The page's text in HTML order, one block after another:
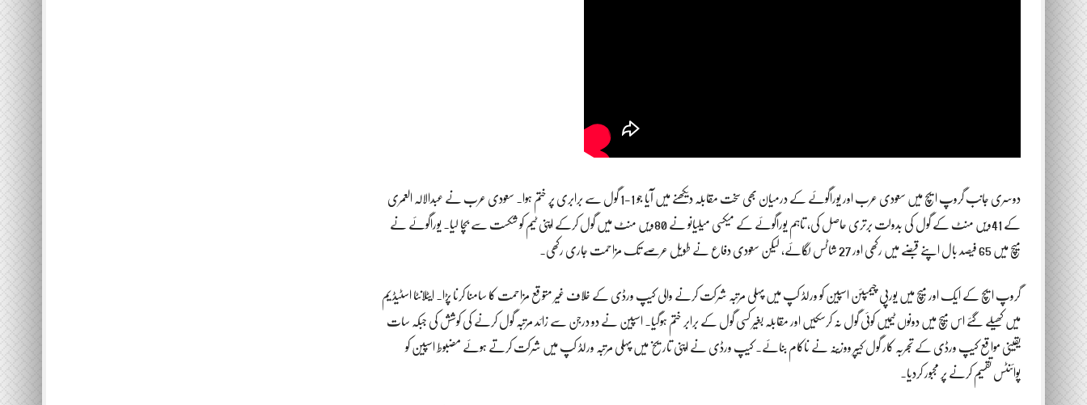
دوسری جانب گروپ ایچ میں سعودی عرب اور یوراگوئے کے درمیان بھی سخت مقابلہ دیکھنے میں آیا جو 1-1 گول سے برابری پر ختم ہوا۔ سعودی عرب نے عبدالالہ العمری
کے 41ویں منٹ کے گول کی بدولت برتری حاصل کی، تاہم یوراگوئے کے میکسی میلیانو نے 80ویں منٹ میں گول کرکے اپنی ٹیم کو شکست سے بچا لیا۔ یوراگوئے نے
میچ میں 65 فیصد بال اپنے قبضے میں رکھی اور 27 شاٹس لگائے، لیکن سعودی دفاع نے طویل عرصے تک مزاحمت جاری رکھی۔
گروپ ایچ کے ایک اور میچ میں یورپی چیمپئن اسپین کو ورلڈ کپ میں پہلی مرتبہ شرکت کرنے والی کیپ ورڈی کے خلاف غیر متوقع مزاحمت کا سامنا کرنا پڑا۔ ایٹلانٹا اسٹیڈیم
میں کھیلے گئے اس میچ میں دونوں ٹیمیں کوئی گول نہ کرسکیں اور مقابلہ بغیر کسی گول کے برابر ختم ہوگیا۔ اسپین نے دو درجن سے زائد مرتبہ گول کرنے کی کوشش کی جبکہ سات
یقینی مواقع کیپ ورڈی کے تجربہ کار گول کیپر ووزینہ نے ناکام بنائے۔ کیپ ورڈی نے اپنی تاریخ میں پہلی مرتبہ ورلڈ کپ میں شرکت کرتے ہوئے مضبوط اسپین کو
پوائنٹس تقسیم کرنے پر مجبور کردیا۔